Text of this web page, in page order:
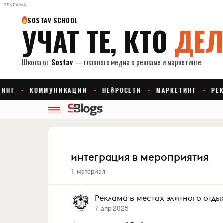
РЕКЛАМА
интеграция в мероприятия
1 материал
Реклама в местах элитного
7 апр 2025